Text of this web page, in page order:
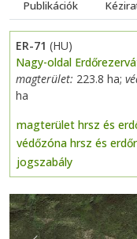
Publikációk
ER-71 (HU)
Nagy-oldal
magterület: 223.8 ha;
ha
magterület hrsz és
védőzóna hrsz és
jogszabály